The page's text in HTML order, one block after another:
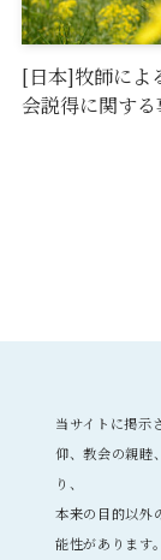
[日本]牧師によ
会説得に関す
当サイトに掲示
仰、教会の親睦
り、
本来の目的以外
能性があります。